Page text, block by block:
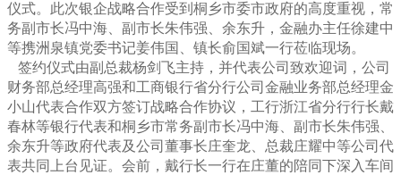
仪式。此次银企战略合作受到桐乡市委市政府的高度重视，常
务副市长冯中海、副市长朱伟强、余东升，金融办主任徐建中
等携洲泉镇党委书记姜伟国、镇长俞国斌一行莅临现场。
签约仪式由副总裁杨剑飞主持，并代表公司致欢迎词，公司
财务部总经理高强和工商银行省分行公司金融业务部总经理金
小山代表合作双方签订战略合作协议， 工行浙江省分行行长戴
春林等银行代表和桐乡市常务副市长冯中海、副市长朱伟强、
余东升等政府代表及公司董事长庄奎龙、总裁庄耀中等公司代
表共同上台见证。会前，戴行长一行在庄董的陪同下深入车间